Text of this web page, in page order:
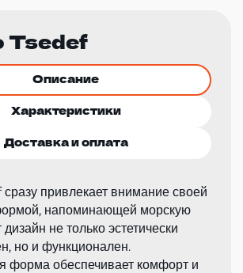
Tsedef
Описание
Характеристики
Доставка и оплата
сразу привлекает внимание своей
напоминающей морскую
не только эстетически
но и функционален.
форма обеспечивает комфорт и